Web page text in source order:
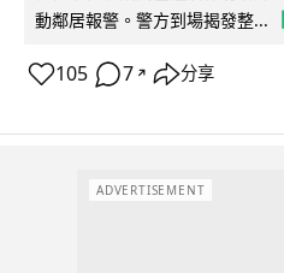
動鄰居報警。警方到場揭發整...
105 7 ↗ 分享
ADVERTISEMENT